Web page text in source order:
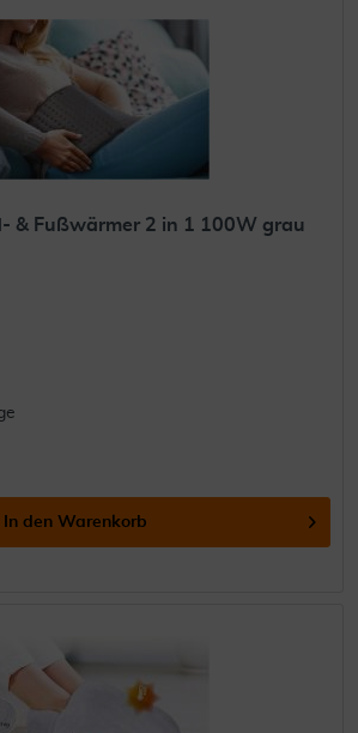
& Fußwärmer 2 in 1 100W grau
In den Warenkorb